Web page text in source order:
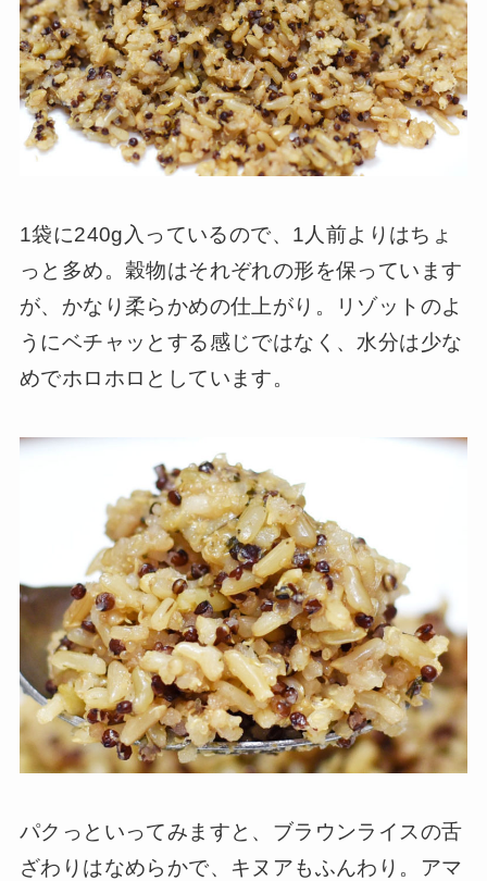
1袋に240g入っているので、1人前よりはちょ
っと多め。穀物はそれぞれの形を保っています
が、かなり柔らかめの仕上がり。リゾットのよ
うにベチャッとする感じではなく、水分は少な
めでホロホロとしています。
パクっといってみますと、ブラウンライスの舌
ざわりはなめらかで、キヌアもふんわり。アマ